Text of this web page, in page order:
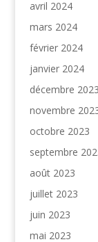
avril 2024
mars 2024
février 2024
janvier 2024
décembre 2023
novembre
octobre 2023
septembre
août 2023
juillet 2023
juin 2023
mai 2023